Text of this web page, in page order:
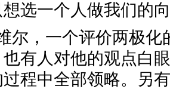
选一个人做我们的
尔，一个评价两极
有人对他的观点白
程中全部领略。另